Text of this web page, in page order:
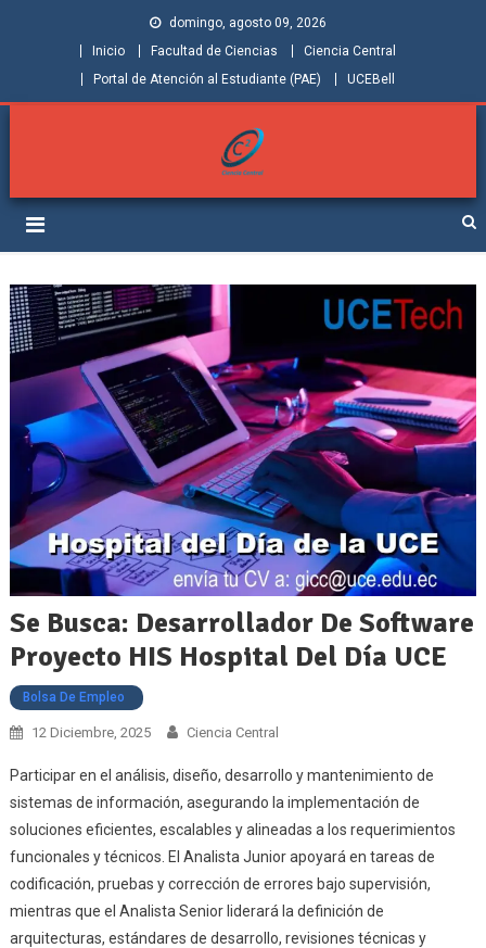
domingo, agosto 09, 2026
Inicio
Facultad de Ciencias
Ciencia Central
Portal de Atención al Estudiante (PAE)
UCEBell
Facultad de Ciencias |
Ciencia Central
Se Busca: Desarrollador De Software
Proyecto HIS Hospital Del Día UCE
Bolsa De Empleo
12 Diciembre, 2025 Ciencia Central
Participar en el análisis, diseño, desarrollo y mantenimiento de
sistemas de información, asegurando la implementación de
soluciones eficientes, escalables y alineadas a los requerimientos
funcionales y técnicos. El Analista Junior apoyará en tareas de
codificación, pruebas y corrección de errores bajo supervisión,
mientras que el Analista Senior liderará la definición de
arquitecturas, estándares de desarrollo, revisiones técnicas y